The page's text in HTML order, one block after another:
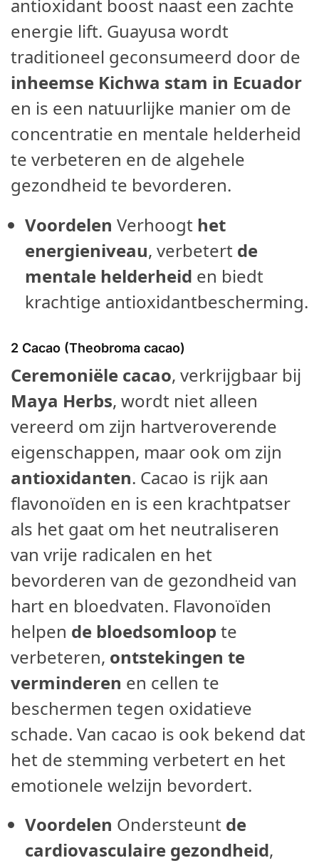
antioxidant boost naast een zachte
energie lift. Guayusa wordt
traditioneel geconsumeerd door de
inheemse Kichwa stam in Ecuador
en is een natuurlijke manier om de
concentratie en mentale helderheid
te verbeteren en de algehele
gezondheid te bevorderen.
Voordelen Verhoogt het
energieniveau, verbetert de
mentale helderheid en biedt
krachtige antioxidantbescherming.
2 Cacao (Theobroma cacao)
Ceremoniële cacao, verkrijgbaar bij
Maya Herbs, wordt niet alleen
vereerd om zijn hartveroverende
eigenschappen, maar ook om zijn
antioxidanten. Cacao is rijk aan
flavonoïden en is een krachtpatser
als het gaat om het neutraliseren
van vrije radicalen en het
bevorderen van de gezondheid van
hart en bloedvaten. Flavonoïden
helpen de bloedsomloop te
verbeteren, ontstekingen te
verminderen en cellen te
beschermen tegen oxidatieve
schade. Van cacao is ook bekend dat
het de stemming verbetert en het
emotionele welzijn bevordert.
Voordelen Ondersteunt de
cardiovasculaire gezondheid,